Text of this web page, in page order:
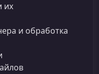
их
и обработка